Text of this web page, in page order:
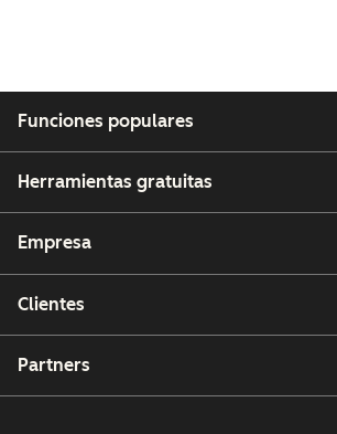
Funciones populares
Herramientas gratuitas
Empresa
Clientes
Partners